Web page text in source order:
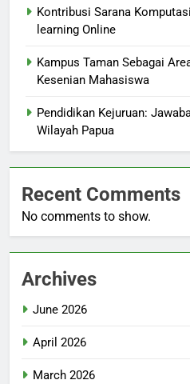
Kontribusi Sarana
learning Online
Kampus Taman Sebagai
Kesenian Mahasiswa
Pendidikan Kejuruan:
Wilayah Papua
Recent Comments
No comments to show.
Archives
June 2026
April 2026
March 2026